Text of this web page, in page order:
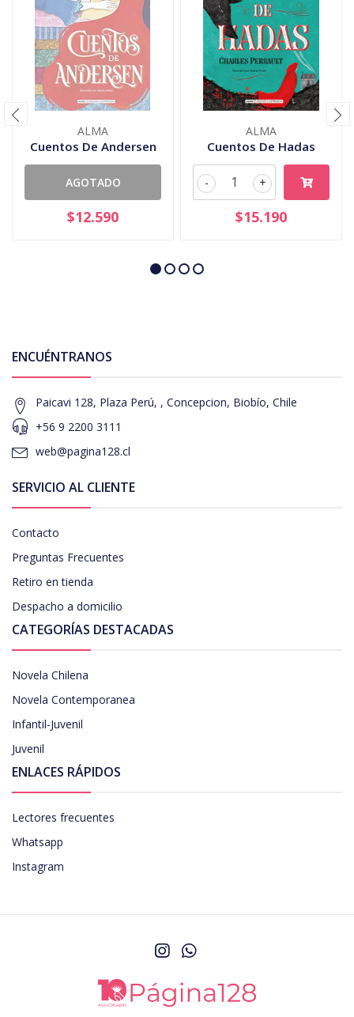
ALMA
Cuentos De Andersen
AGOTADO
$12.590
ALMA
Cuentos De Hadas
+
-
$15.190
ENCUÉNTRANOS
Paicavi 128, Plaza Perú, , Concepcion, Biobío, Chile
+56 9 2200 3111
web@pagina128.cl
SERVICIO AL CLIENTE
Contacto
Preguntas Frecuentes
Retiro en tienda
Despacho a domicilio
CATEGORÍAS DESTACADAS
Novela Chilena
Novela Contemporanea
Infantil-Juvenil
Juvenil
ENLACES RÁPIDOS
Lectores frecuentes
Whatsapp
Instagram